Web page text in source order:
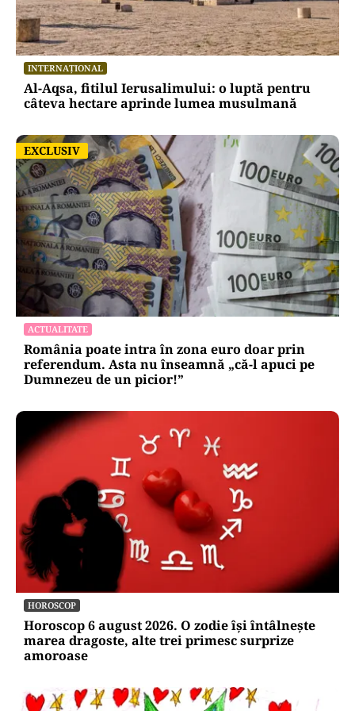
INTERNAȚIONAL
Al-Aqsa, fitilul Ierusalimului: o luptă pentru
câteva hectare aprinde lumea musulmană
EXCLUSIV
EXCLUSIV
ACTUALITATE
România poate intra în zona euro doar prin
referendum. Asta nu înseamnă „că-l apuci pe
Dumnezeu de un picior!”
HOROSCOP
Horoscop 6 august 2026. O zodie își întâlnește
marea dragoste, alte trei primesc surprize
amoroase